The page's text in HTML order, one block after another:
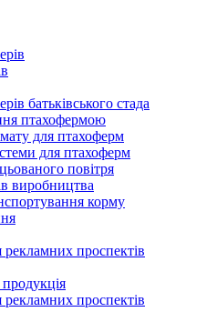
батьківського стада
птахофермою
для птахоферм
для птахоферм
повітря
виробництва
корму
проспектів
проспектів